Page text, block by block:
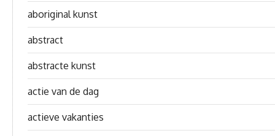
aboriginal kunst
abstract
abstracte kunst
actie van de dag
actieve vakanties